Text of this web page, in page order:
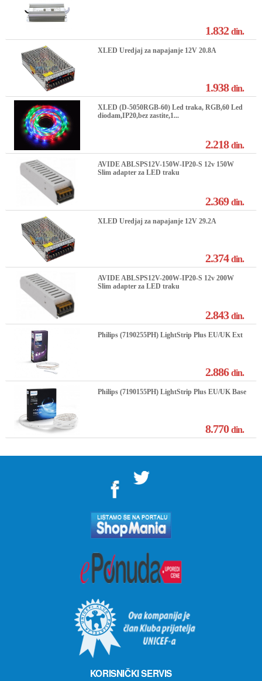
1.832din.
XLED Uredjaj za napajanje 12V 20.8A
1.938din.
XLED (D-5050RGB-60) Led traka, RGB,60 Led
diodam,IP20,bez zastite,1...
2.218din.
AVIDE ABLSPS12V-150W-IP20-S 12v 150W
Slim adapter za LED traku
2.369din.
XLED Uredjaj za napajanje 12V 29.2A
2.374din.
AVIDE ABLSPS12V-200W-IP20-S 12v 200W
Slim adapter za LED traku
2.843din.
Philips (7190255PH) LightStrip Plus EU/UK Ext
2.886din.
Philips (7190155PH) LightStrip Plus EU/UK Base
8.770din.
">
KORISNIČKI SERVIS